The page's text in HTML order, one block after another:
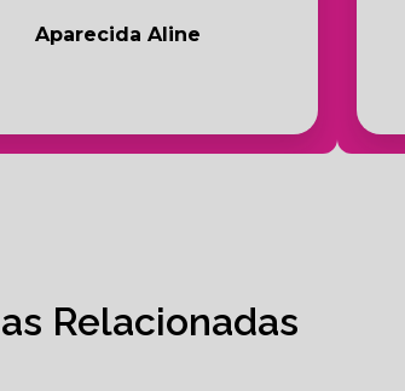
Aparecida Aline
Relacionadas